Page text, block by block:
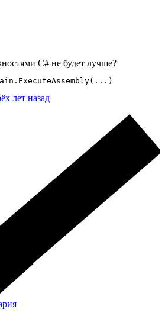
C# не будет лучше?
лет назад